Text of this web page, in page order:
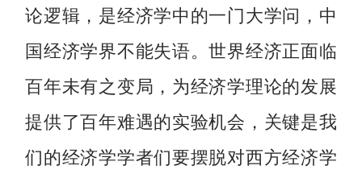
论逻辑，是经济学中的一门大学问，中
国经济学界不能失语。世界经济正面临
百年未有之变局，为经济学理论的发展
提供了百年难遇的实验机会，关键是我
们的经济学学者们要摆脱对西方经济学